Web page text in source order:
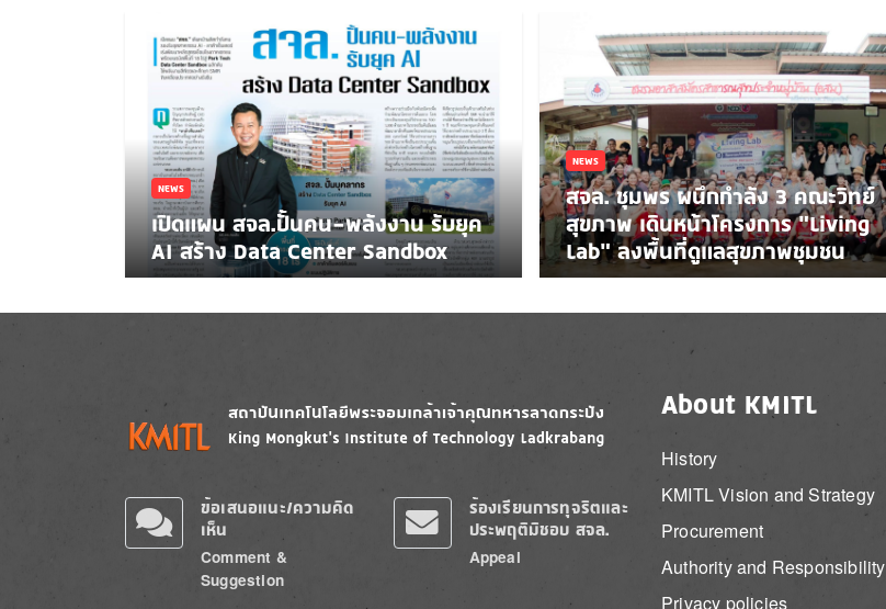
NEWS
เปิดแผน สจล.ปั้นคน-พลังงาน รับยุค
AI สร้าง Data Center Sandbox
NEWS
สจล. ชุมพร ผนึกกำลัง 3 คณะวิทย์
สุขภาพ เดินหน้าโครงการ “Living
Lab” ลงพื้นที่ดูแลสุขภาพชุมชน
Image Image
ข้อเสนอแนะ/ความคิด
เห็น
Comment &
Suggestion
ร้องเรียนการทุจริตและ
ประพฤติมิชอบ สจล.
Appeal
About KMITL
History
KMITL Vision and Strategy
Procurement
Authority and Responsibility
Privacy policies